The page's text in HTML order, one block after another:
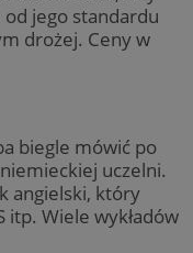
od jego standardu
drożej. Ceny w
biegle mówić po
uczelni.
angielski, który
itp. Wiele wykładów